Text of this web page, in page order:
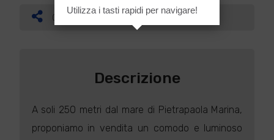
Condividi
Descrizione
A soli 250 metri dal mare di Pietrapaola Marina,
proponiamo in vendita un comodo e luminoso
Utilizza i tasti rapidi per navigare!